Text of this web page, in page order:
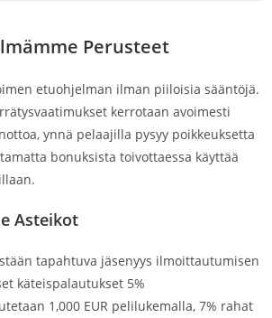
Perusteet
etuohjelman ilman piiloisia sääntöjä.
kerrotaan avoimesti
ynnä pelaajilla pysyy poikkeuksetta
bonuksista toivottaessa käyttää
Asteikot
tapahtuva jäsenyys ilmoittautumisen
käteispalautukset 5%
1,000 EUR pelilukemalla, 7% rahat